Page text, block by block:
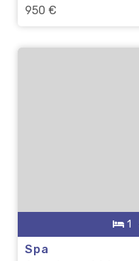
950 €
1
Spa